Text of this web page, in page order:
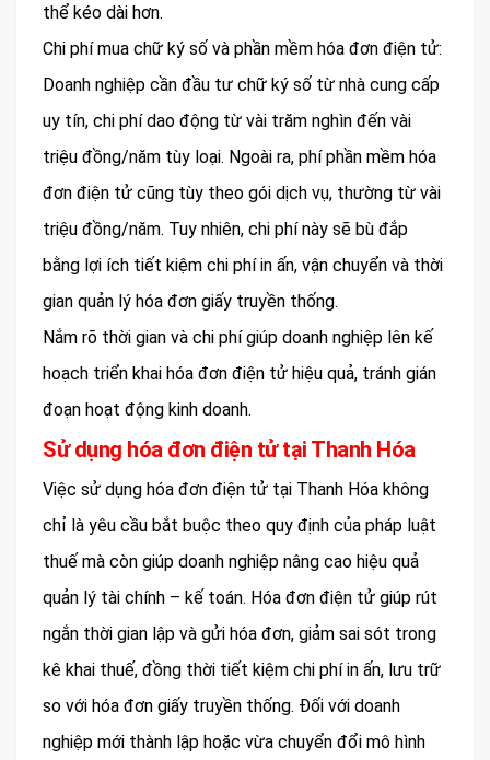
thể kéo dài hơn.
Chi phí mua chữ ký số và phần mềm hóa đơn điện tử:
Doanh nghiệp cần đầu tư chữ ký số từ nhà cung cấp
uy tín, chi phí dao động từ vài trăm nghìn đến vài
triệu đồng/năm tùy loại. Ngoài ra, phí phần mềm hóa
đơn điện tử cũng tùy theo gói dịch vụ, thường từ vài
triệu đồng/năm. Tuy nhiên, chi phí này sẽ bù đắp
bằng lợi ích tiết kiệm chi phí in ấn, vận chuyển và thời
gian quản lý hóa đơn giấy truyền thống.
Nắm rõ thời gian và chi phí giúp doanh nghiệp lên kế
hoạch triển khai hóa đơn điện tử hiệu quả, tránh gián
đoạn hoạt động kinh doanh.
Sử dụng hóa đơn điện tử tại Thanh Hóa
Việc sử dụng hóa đơn điện tử tại Thanh Hóa không
chỉ là yêu cầu bắt buộc theo quy định của pháp luật
thuế mà còn giúp doanh nghiệp nâng cao hiệu quả
quản lý tài chính – kế toán. Hóa đơn điện tử giúp rút
ngắn thời gian lập và gửi hóa đơn, giảm sai sót trong
kê khai thuế, đồng thời tiết kiệm chi phí in ấn, lưu trữ
so với hóa đơn giấy truyền thống. Đối với doanh
nghiệp mới thành lập hoặc vừa chuyển đổi mô hình